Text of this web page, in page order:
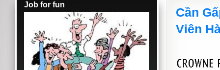
Job for fun
Cần
Viên